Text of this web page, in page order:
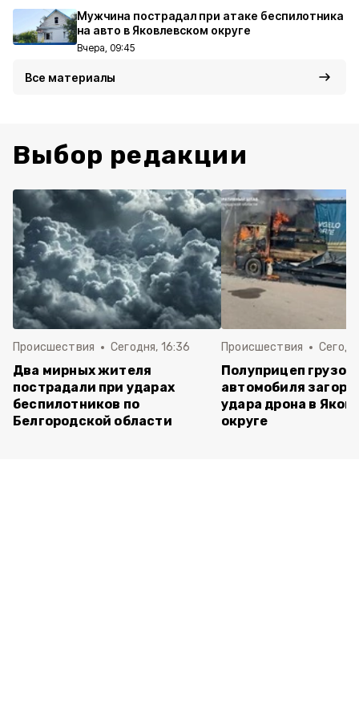
Мужчина пострадал при атаке беспилотника
на авто в Яковлевском округе
Вчера, 09:45
Все материалы
Выбор редакции
Происшествия Сегодня, 16:36
Два мирных жителя
пострадали при ударах
беспилотников по
Белгородской области
Происшествия
Полуприцеп
автомобиля
удара дрона в
округе